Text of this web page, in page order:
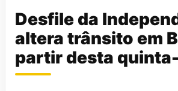
Desfile da
altera trânsito em
partir desta